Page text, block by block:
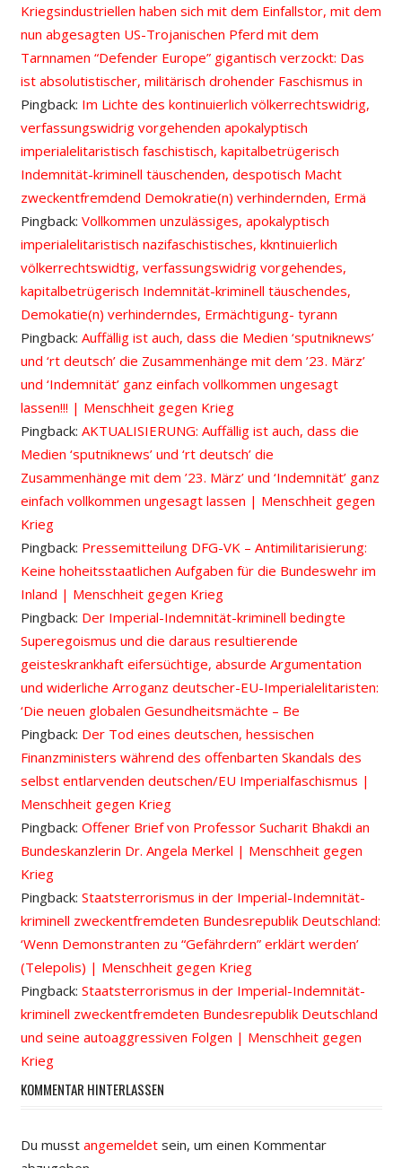
Kriegsindustriellen haben sich mit dem Einfallstor, mit dem
nun abgesagten US-Trojanischen Pferd mit dem
Tarnnamen “Defender Europe” gigantisch verzockt: Das
ist absolutistischer, militärisch drohender Faschismus in
Pingback: Im Lichte des kontinuierlich völkerrechtswidrig,
verfassungswidrig vorgehenden apokalyptisch
imperialelitaristisch faschistisch, kapitalbetrügerisch
Indemnität-kriminell täuschenden, despotisch Macht
zweckentfremdend Demokratie(n) verhindernden, Ermä
Pingback: Vollkommen unzulässiges, apokalyptisch
imperialelitaristisch nazifaschistisches, kkntinuierlich
völkerrechtswidtig, verfassungswidrig vorgehendes,
kapitalbetrügerisch Indemnität-kriminell täuschendes,
Demokatie(n) verhinderndes, Ermächtigung- tyrann
Pingback: Auffällig ist auch, dass die Medien ‘sputniknews’
und ‘rt deutsch’ die Zusammenhänge mit dem ’23. März’
und ‘Indemnität’ ganz einfach vollkommen ungesagt
lassen!!! | Menschheit gegen Krieg
Pingback: AKTUALISIERUNG: Auffällig ist auch, dass die
Medien ‘sputniknews’ und ‘rt deutsch’ die
Zusammenhänge mit dem ’23. März’ und ‘Indemnität’ ganz
einfach vollkommen ungesagt lassen | Menschheit gegen
Krieg
Pingback: Pressemitteilung DFG-VK – Antimilitarisierung:
Keine hoheitsstaatlichen Aufgaben für die Bundeswehr im
Inland | Menschheit gegen Krieg
Pingback: Der Imperial-Indemnität-kriminell bedingte
Superegoismus und die daraus resultierende
geisteskrankhaft eifersüchtige, absurde Argumentation
und widerliche Arroganz deutscher-EU-Imperialelitaristen:
‘Die neuen globalen Gesundheitsmächte – Be
Pingback: Der Tod eines deutschen, hessischen
Finanzministers während des offenbarten Skandals des
selbst entlarvenden deutschen/EU Imperialfaschismus |
Menschheit gegen Krieg
Pingback: Offener Brief von Professor Sucharit Bhakdi an
Bundeskanzlerin Dr. Angela Merkel | Menschheit gegen
Krieg
Pingback: Staatsterrorismus in der Imperial-Indemnität-
kriminell zweckentfremdeten Bundesrepublik Deutschland:
‘Wenn Demonstranten zu “Gefährdern” erklärt werden’
(Telepolis) | Menschheit gegen Krieg
Pingback: Staatsterrorismus in der Imperial-Indemnität-
kriminell zweckentfremdeten Bundesrepublik Deutschland
und seine autoaggressiven Folgen | Menschheit gegen
Krieg
KOMMENTAR HINTERLASSEN
Du musst angemeldetsein, um einen Kommentar